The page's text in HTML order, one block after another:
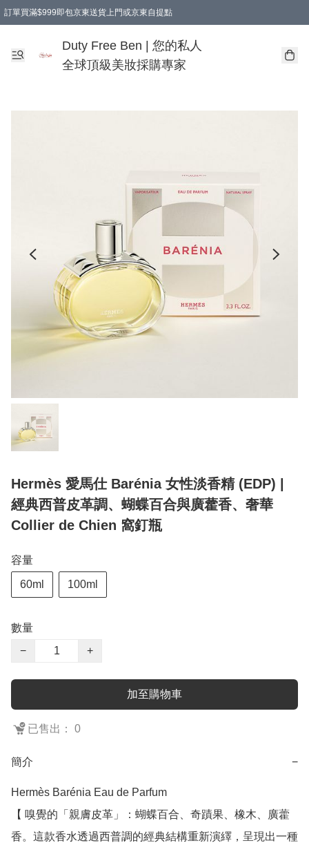
訂單買滿$999即包京東送貨上門或京東自提點
Duty Free Ben | 您的私人
全球頂級美妝採購專家
Hermès 愛馬仕 Barénia 女性淡香精 (EDP) |
經典西普皮革調、蝴蝶百合與廣藿香、奢華
Collier de Chien 窩釘瓶
容量
60ml 100ml
數量
−
+
加至購物車
已售出： 0
簡介 −
Hermès Barénia Eau de Parfum
【 嗅覺的「親膚皮革」：蝴蝶百合、奇蹟果、橡木、廣藿
香。這款香水透過西普調的經典結構重新演繹，呈現出一種